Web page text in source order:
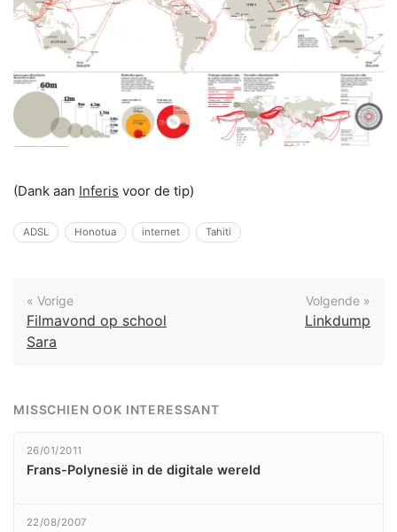
(Dank aan Inferis voor de tip)
ADSL Honotua internet Tahiti
« Vorige
Filmavond op school
Sara
Volgende »
Linkdump
MISSCHIEN OOK INTERESSANT
26/01/2011
Frans-Polynesië in de digitale wereld
22/08/2007